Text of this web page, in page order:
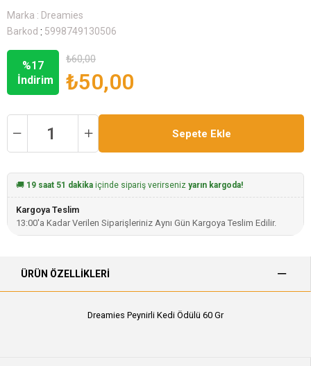
Marka : Dreamies
Barkod : 5998749130506
%17
İndirim
₺60,00
₺50,00
🚚 19 saat 51 dakika içinde sipariş verirseniz yarın kargoda!
Kargoya Teslim
13:00'a Kadar Verilen Siparişleriniz Aynı Gün Kargoya Teslim Edilir.
ÜRÜN ÖZELLIKLERI
Dreamies Peynirli Kedi Ödülü 60 Gr